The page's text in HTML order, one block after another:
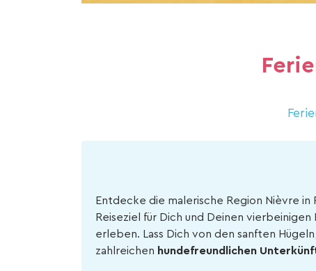
Entdecke die malerische Region Nièvre
Reiseziel für Dich und Deinen
erleben. Lass Dich von den sanften
zahlreichen hundefreundlichen